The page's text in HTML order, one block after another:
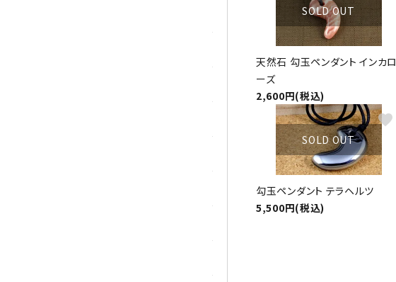
SOLD OUT
天然石 勾玉ペンダント インカロ
ーズ
2,600円(税込)
SOLD OUT
勾玉ペンダント テラヘルツ
5,500円(税込)
favorite